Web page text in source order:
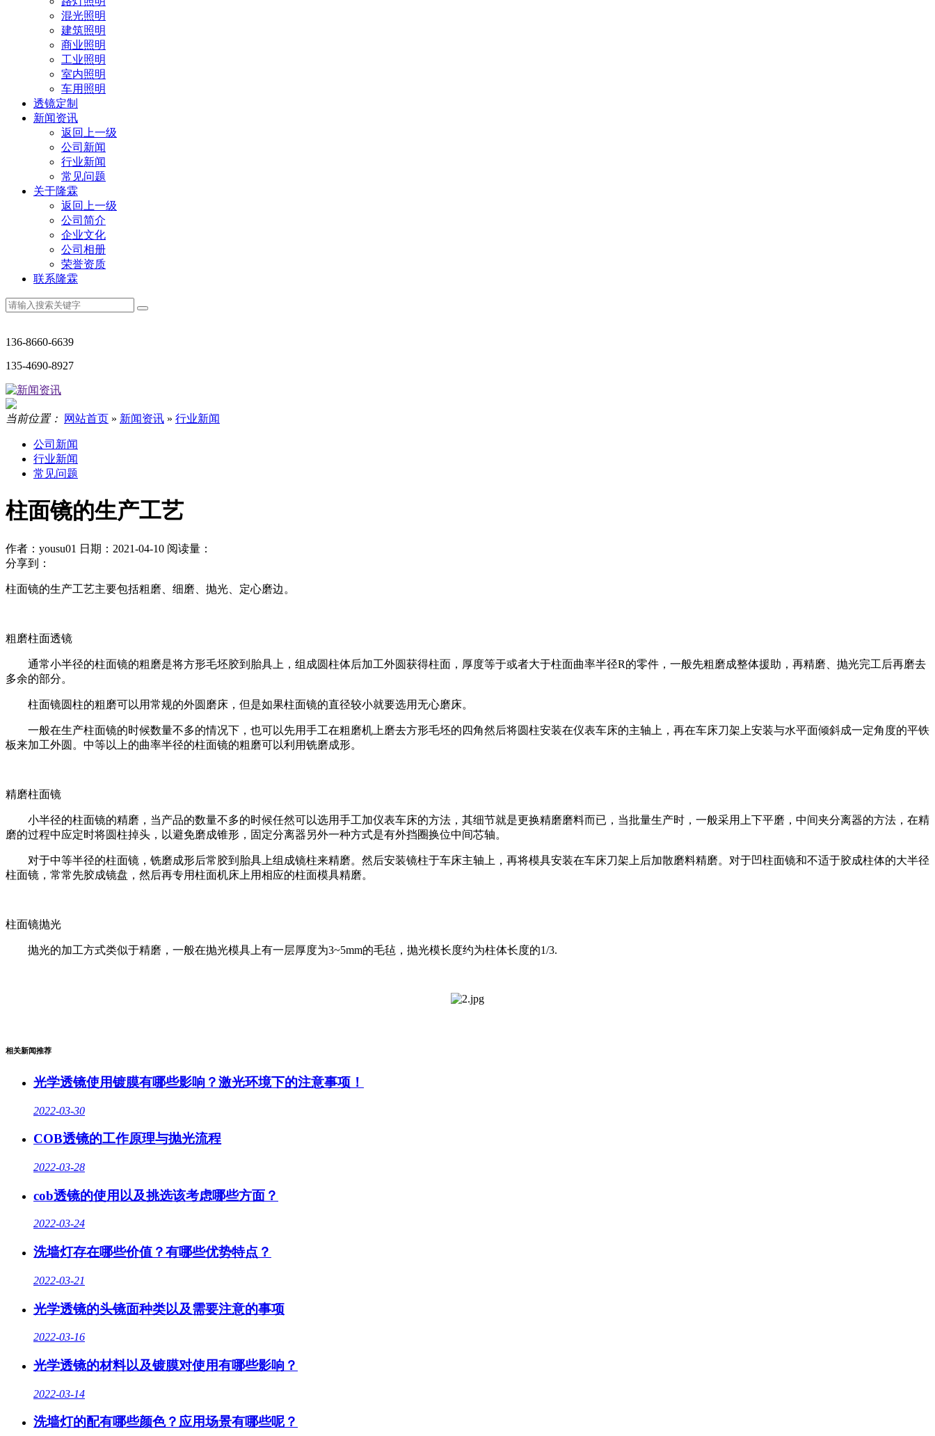
混光照明
建筑照明
商业照明
工业照明
室内照明
车用照明
透镜定制
新闻资讯
返回上一级
公司新闻
行业新闻
常见问题
关于隆霖
返回上一级
公司简介
企业文化
公司相册
荣誉资质
联系隆霖
136-8660-6639
135-4690-8927
当前位置： 网站首页 » 新闻资讯 » 行业新闻
公司新闻
行业新闻
常见问题
柱面镜的生产工艺
作者：yousu01 日期：2021-04-10 阅读量：
分享到：
柱面镜的生产工艺主要包括粗磨、细磨、抛光、定心磨边。
粗磨柱面透镜
通常小半径的柱面镜的粗磨是将方形毛坯胶到胎具上，组成圆柱体后加工外圆获得柱面，厚度等于或者大于柱面曲率半径R的零件，一般先粗磨成整体援助，再精磨、抛光完工后再磨去
多余的部分。
柱面镜圆柱的粗磨可以用常规的外圆磨床，但是如果柱面镜的直径较小就要选用无心磨床。
一般在生产柱面镜的时候数量不多的情况下，也可以先用手工在粗磨机上磨去方形毛坯的四角然后将圆柱安装在仪表车床的主轴上，再在车床刀架上安装与水平面倾斜成一定角度的平铁
板来加工外圆。中等以上的曲率半径的柱面镜的粗磨可以利用铣磨成形。
精磨柱面镜
小半径的柱面镜的精磨，当产品的数量不多的时候任然可以选用手工加仪表车床的方法，其细节就是更换精磨磨料而已，当批量生产时，一般采用上下平磨，中间夹分离器的方法，在精
磨的过程中应定时将圆柱掉头，以避免磨成锥形，固定分离器另外一种方式是有外挡圈换位中间芯轴。
对于中等半径的柱面镜，铣磨成形后常胶到胎具上组成镜柱来精磨。然后安装镜柱于车床主轴上，再将模具安装在车床刀架上后加散磨料精磨。对于凹柱面镜和不适于胶成柱体的大半径
柱面镜，常常先胶成镜盘，然后再专用柱面机床上用相应的柱面模具精磨。
柱面镜抛光
抛光的加工方式类似于精磨，一般在抛光模具上有一层厚度为3~5mm的毛毡，抛光模长度约为柱体长度的1/3.
相关新闻推荐
光学透镜使用镀膜有哪些影响？激光环境下的注意事项！
2022-03-30
COB透镜的工作原理与抛光流程
2022-03-28
cob透镜的使用以及挑选该考虑哪些方面？
2022-03-24
洗墙灯存在哪些价值？有哪些优势特点？
2022-03-21
光学透镜的头镜面种类以及需要注意的事项
2022-03-16
光学透镜的材料以及镀膜对使用有哪些影响？
2022-03-14
洗墙灯的配有哪些颜色？应用场景有哪些呢？